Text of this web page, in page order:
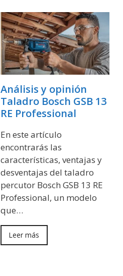
Análisis y opinión
Taladro Bosch GSB 13
RE Professional
En este artículo
encontrarás las
características, ventajas y
desventajas del taladro
percutor Bosch GSB 13 RE
Professional, un modelo
que…
Leer más